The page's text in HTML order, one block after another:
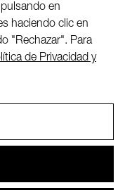
en
haciendo clic en
"Rechazar". Para
de Privacidad y
Cookies